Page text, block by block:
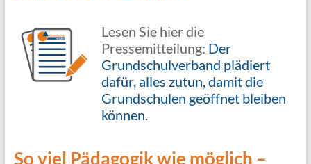
Lesen Sie hier die
Pressemitteilung: Der
Grundschulverband plädiert
dafür, alles zutun, damit die
Grundschulen geöffnet bleiben
können.
So viel Pädagogik wie möglich –